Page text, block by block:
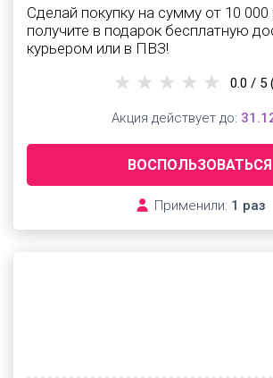
Сделай покупку на сумму от 10 000
получите в подарок бесплатную
курьером или в ПВЗ!
ВОСПОЛЬЗОВАТЬСЯ
Применили: 1 раз
0.0 / 5
Акция действует до: